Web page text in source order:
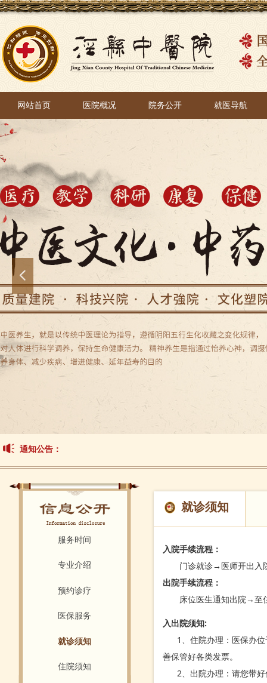
넳
通知公告：
网站首页 医院概况 院务公开 就医导航
就诊须知
入院手续流程：
门诊就诊→医师开出入
出院手续流程：
床位医生通知出院→至住
入出院须知:
1、住院办理：医保办位
善保管好各类发票。
2、出院办理：请您带好
服务时间
专业介绍
预约诊疗
医保服务
就诊须知
住院须知